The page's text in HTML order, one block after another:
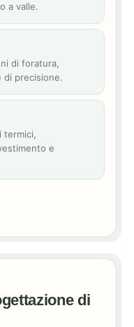
a valle.
di foratura,
di precisione.
termici,
e
di